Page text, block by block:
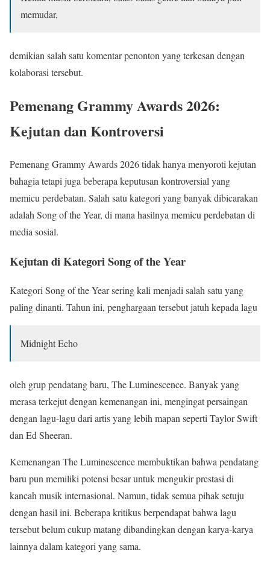
memudar,
demikian salah satu komentar penonton yang terkesan dengan
kolaborasi tersebut.
Pemenang Grammy Awards 2026:
Kejutan dan Kontroversi
Pemenang Grammy Awards 2026 tidak hanya menyoroti kejutan
bahagia tetapi juga beberapa keputusan kontroversial yang
memicu perdebatan. Salah satu kategori yang banyak dibicarakan
adalah Song of the Year, di mana hasilnya memicu perdebatan di
media sosial.
Kejutan di Kategori Song of the Year
Kategori Song of the Year sering kali menjadi salah satu yang
paling dinanti. Tahun ini, penghargaan tersebut jatuh kepada lagu
Midnight Echo
oleh grup pendatang baru, The Luminescence. Banyak yang
merasa terkejut dengan kemenangan ini, mengingat persaingan
dengan lagu-lagu dari artis yang lebih mapan seperti Taylor Swift
dan Ed Sheeran.
Kemenangan The Luminescence membuktikan bahwa pendatang
baru pun memiliki potensi besar untuk mengukir prestasi di
kancah musik internasional. Namun, tidak semua pihak setuju
dengan hasil ini. Beberapa kritikus berpendapat bahwa lagu
tersebut belum cukup matang dibandingkan dengan karya-karya
lainnya dalam kategori yang sama.